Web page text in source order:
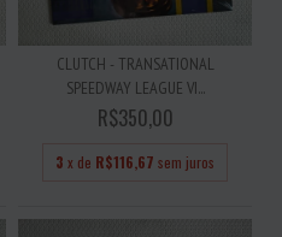
CLUTCH - TRANSATIONAL
SPEEDWAY LEAGUE VI...
R$350,00
3 x de R$116,67 sem juros